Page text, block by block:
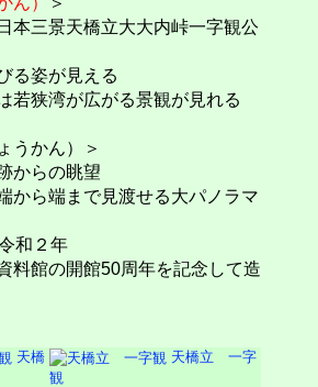
本三景天橋立大大内峠一字観公
る姿が見える
若狭湾が広がる景観が見れる
うかん）＞
からの眺望
から端まで見渡せる大パノラマ
和２年
料館の開館50周年を記念して造
天橋
天橋立 一字
観